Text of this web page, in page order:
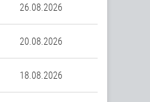
26.08.2026
20.08.2026
18.08.2026